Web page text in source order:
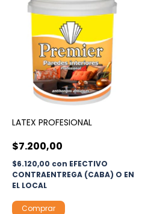
LATEX PROFESIONAL
$7.200,00
$6.120,00 con EFECTIVO
CONTRAENTREGA (CABA) O EN
EL LOCAL
Comprar